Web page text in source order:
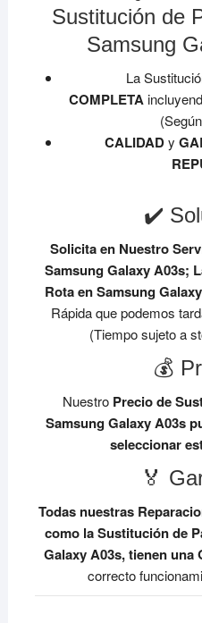
Sustitución de
Samsung
La
COMPLETA
CALIDADy
✔️
Solicita en Nuestro
Samsung Galaxy A03s;
Rota en Samsung
Rápida que podemos
(Tiempo sujeto a
💰
Nuestro Precio de
Samsung Galaxy A03s
seleccionar
🏅
Todas nuestras
como la Sustitución de
Galaxy A03s, tienen una
correcto